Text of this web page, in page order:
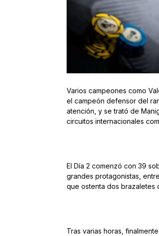
Varios campeones como
el campeón defensor del
atención, y se trató de
circuitos internacionales
El Día 2 comenzó con 39
grandes protagonistas,
que ostenta dos brazaletes
Tras varias horas,